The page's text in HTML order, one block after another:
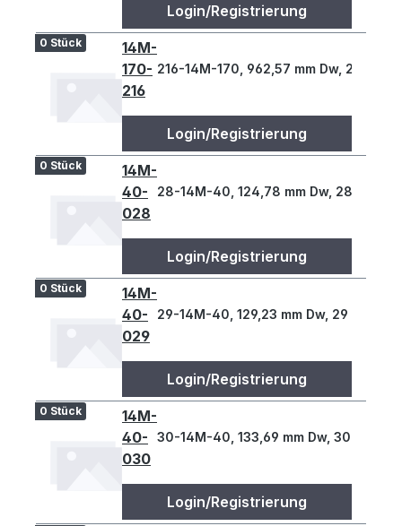
Login/Registrierung
0 Stück
14M-
170-
216
216-14M-170, 962,57 mm Dw, 216 Z.,
Login/Registrierung
0 Stück
14M-
40-
028
28-14M-40, 124,78 mm Dw, 28 Z., 14 T
Login/Registrierung
0 Stück
14M-
40-
029
29-14M-40, 129,23 mm Dw, 29 Z., 14 T
Login/Registrierung
0 Stück
14M-
40-
030
30-14M-40, 133,69 mm Dw, 30 Z., 14 T
Login/Registrierung